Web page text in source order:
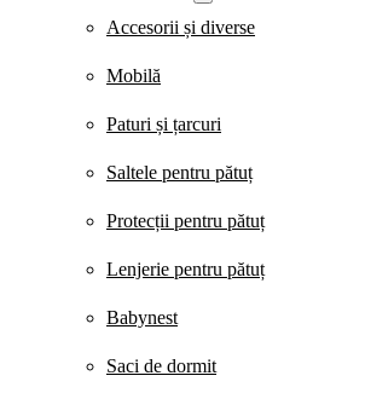
Accesorii și diverse
Mobilă
Paturi și țarcuri
Saltele pentru pătuț
Protecții pentru pătuț
Lenjerie pentru pătuț
Babynest
Saci de dormit